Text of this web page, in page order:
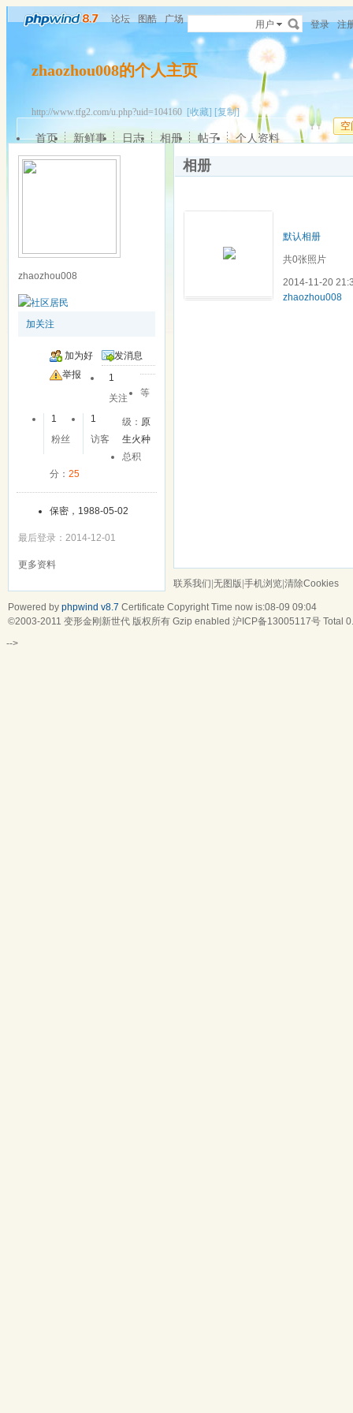
论坛 图酷 广场 用户 登录 注
zhaozhou008的个人主页
http://www.tfg2.com/u.php?uid=104160 [收藏] [复制]
空
首页 新鲜事 日志 相册 帖子 个人资料
zhaozhou008
加关注
加为好
友
发消息
举报
1
关注
1
粉丝
1
访客
等
级： 原
生火种
总积
分： 25
保密，1988-05-02
最后登录：2014-12-01
更多资料
相册
默认相册
共0张照片
2014-11-20
zhaozhou008
联系我们|无图版|手机浏览|清除Cookies
Powered by phpwind v8.7 Certificate Copyright Time now is:08-09 09:04
©2003-2011 变形金刚新世代 版权所有 Gzip enabled 沪ICP备13005117号 Total
-->